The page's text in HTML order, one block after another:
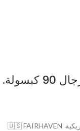
🔹️- حبوب الخصوبة القوية Fertilaid من الشركة الأمريكية 🇺🇸 FAIRHAVEN